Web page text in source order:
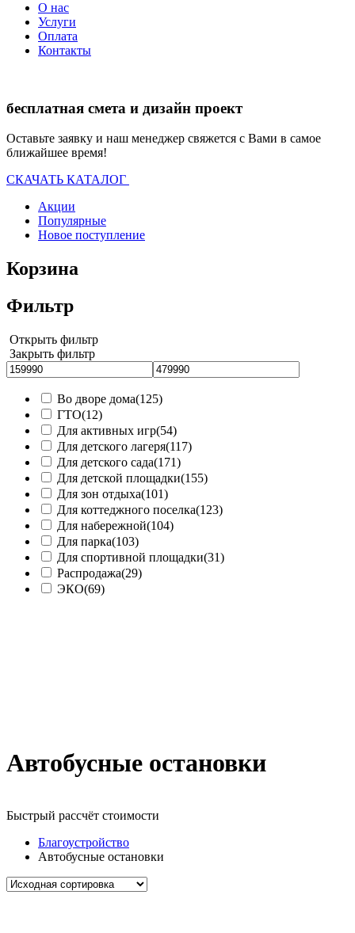
О нас
Услуги
Оплата
Контакты
бесплатная смета и дизайн проект
Оставьте заявку и наш менеджер свяжется с Вами в самое
ближайшее время!
СКАЧАТЬ КАТАЛОГ
Акции
Популярные
Новое поступление
Корзина
Фильтр
Открыть фильтр
Закрыть фильтр
Во дворе дома(125)
ГТО(12)
Для активных игр(54)
Для детского лагеря(117)
Для детского сада(171)
Для детской площадки(155)
Для зон отдыха(101)
Для коттеджного поселка(123)
Для набережной(104)
Для парка(103)
Для спортивной площадки(31)
Распродажа(29)
ЭКО(69)
Автобусные остановки
Быстрый рассчёт стоимости
Благоустройство
Автобусные остановки